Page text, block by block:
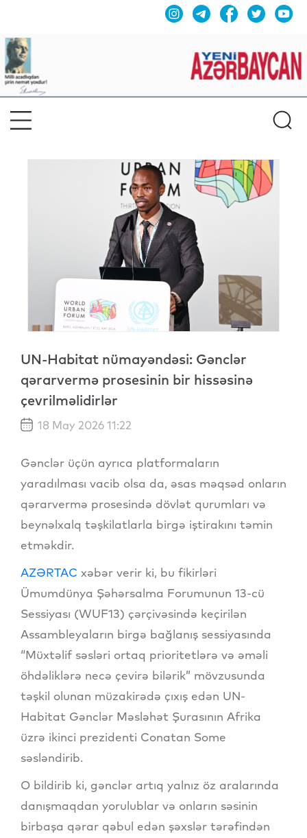
UN-Habitat nümayəndəsi: Gənclər
qərarvermə prosesinin bir hissəsinə
çevrilməlidirlər
18 May 2026 11:22
Gənclər üçün ayrıca platformaların
yaradılması vacib olsa da, əsas məqsəd onların
qərarvermə prosesində dövlət qurumları və
beynəlxalq təşkilatlarla birgə iştirakını təmin
etməkdir.
AZƏRTAC xəbər verir ki, bu fikirləri
Ümumdünya Şəhərsalma Forumunun 13-cü
Sessiyası (WUF13) çərçivəsində keçirilən
Assambleyaların birgə bağlanış sessiyasında
“Müxtəlif səsləri ortaq prioritetlərə və əməli
öhdəliklərə necə çevirə bilərik” mövzusunda
təşkil olunan müzakirədə çıxış edən UN-
Habitat Gənclər Məsləhət Şurasının Afrika
üzrə ikinci prezidenti Conatan Some
səsləndirib.
O bildirib ki, gənclər artıq yalnız öz aralarında
danışmaqdan yorulublar və onların səsinin
birbaşa qərar qəbul edən şəxslər tərəfindən